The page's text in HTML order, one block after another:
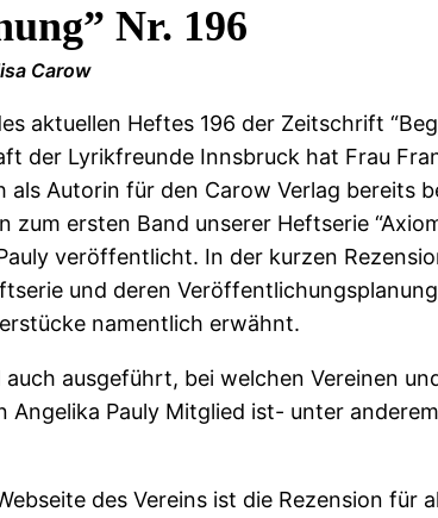
Nr. 196
Carow
aktuellen Heftes 196 der Zeitschrift
der Lyrikfreunde Innsbruck hat Frau
als Autorin für den Carow Verlag bereits
zum ersten Band unserer Heftserie
veröffentlicht. In der kurzen
und deren
namentlich erwähnt.
ausgeführt, bei welchen Vereinen
Angelika Pauly Mitglied ist- unter
des Vereins ist die Rezension für